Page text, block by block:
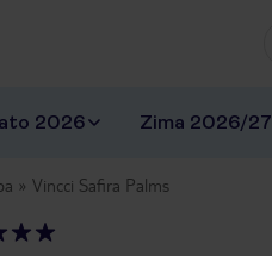
2026 Zima 2026/27
Vincci Safira Palms